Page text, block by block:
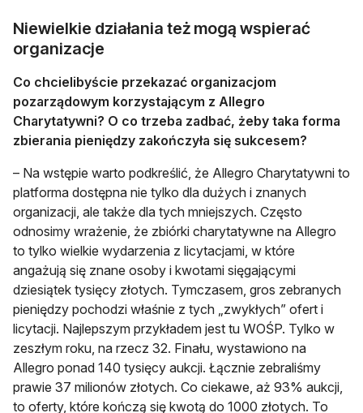
Niewielkie działania też mogą wspierać
organizacje
Co chcielibyście przekazać organizacjom
pozarządowym korzystającym z Allegro
Charytatywni? O co trzeba zadbać, żeby taka forma
zbierania pieniędzy zakończyła się sukcesem?
– Na wstępie warto podkreślić, że Allegro Charytatywni to
platforma dostępna nie tylko dla dużych i znanych
organizacji, ale także dla tych mniejszych. Często
odnosimy wrażenie, że zbiórki charytatywne na Allegro
to tylko wielkie wydarzenia z licytacjami, w które
angażują się znane osoby i kwotami sięgającymi
dziesiątek tysięcy złotych. Tymczasem, gros zebranych
pieniędzy pochodzi właśnie z tych „zwykłych” ofert i
licytacji. Najlepszym przykładem jest tu WOŚP. Tylko w
zeszłym roku, na rzecz 32. Finału, wystawiono na
Allegro ponad 140 tysięcy aukcji. Łącznie zebraliśmy
prawie 37 milionów złotych. Co ciekawe, aż 93% aukcji,
to oferty, które kończą się kwotą do 1000 złotych. To